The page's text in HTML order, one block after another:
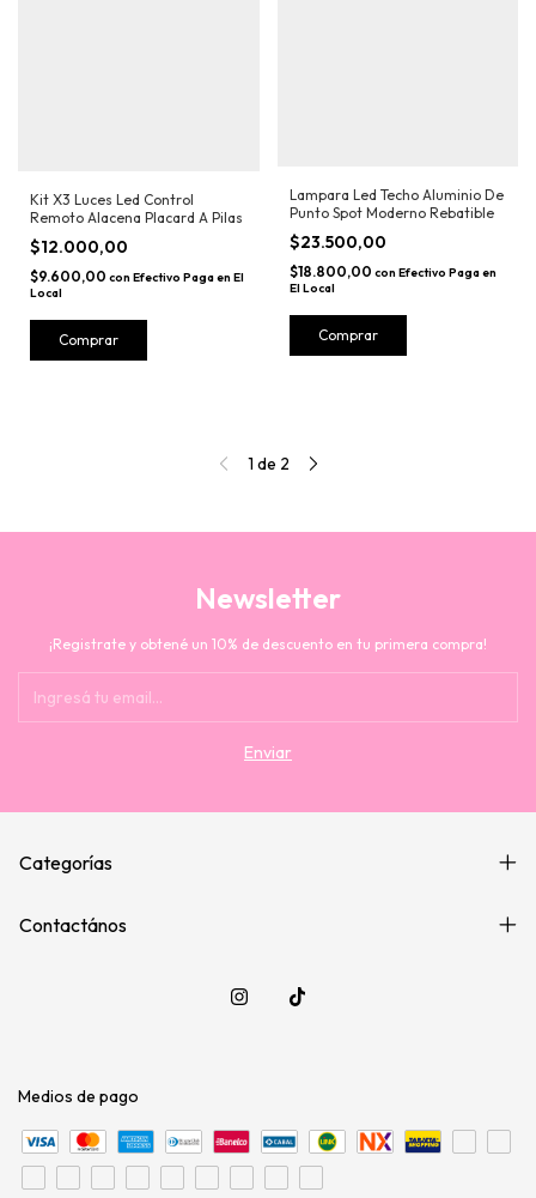
Kit X3 Luces Led Control
Remoto Alacena Placard A Pilas
$12.000,00
$9.600,00 con Efectivo Paga en El
Local
Lampara Led Techo Aluminio De
Punto Spot Moderno Rebatible
$23.500,00
$18.800,00 con Efectivo Paga en
El Local
1 de 2
Newsletter
¡Registrate y obtené un 10% de descuento en tu primera compra!
Categorías
Contactános
Medios de pago